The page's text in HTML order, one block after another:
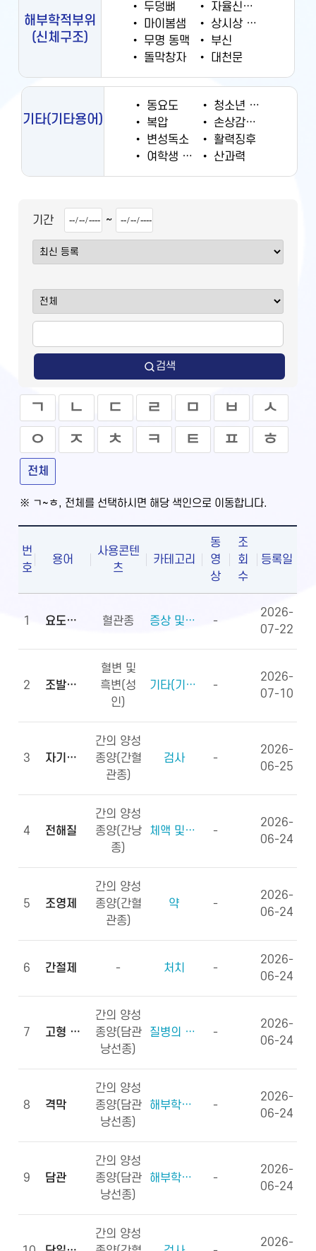
해부학적부위
(신체구조)
• 두덩뼈 •
자율신경계
•
마이봄샘 •
상시상 정맥동
•
무명 동맥 •
부신
•
돌막창자 • 대천문
기타(기타용어)
• 동요도 •
청소년 궐련 현재 흡연율
•
복압 •
손상감시정보
•
변성독소 •
활력징후
•
여학생 흡연율 • 산과력
기간 ~
검색
ㄱ ㄴ ㄷ ㄹ ㅁ ㅂ
ㅅ
ㅇ
ㅈ ㅊ ㅋ ㅌ ㅍ ㅎ
전체
※ ㄱ~ㅎ, 전체를 선택하시면 해당 색인으로 이동합니다.
번
호
용어
사용콘텐
츠
카테고리
동
영
상
조
회
수
등록일
1 요도하열 혈관종 증상 및 징후(증상) -
2026-
07-22
2 조발생률
혈변 및
흑변(성
인)
기타(기타용어) -
2026-
07-10
3 자기공명영상
간의 양성
종양(간혈
관종)
검사 -
2026-
06-25
4 전해질
간의 양성
종양(간낭
종)
체액 및 전해질, 영양소 -
2026-
06-24
5 조영제
간의 양성
종양(간혈
관종)
약 -
2026-
06-24
6 간절제 - 처치 -
2026-
06-24
7 고형 종괴
간의 양성
종양(담관
낭선종)
질병의 형태학 -
2026-
06-24
8 격막
간의 양성
종양(담관
낭선종)
해부학적부위 (신체구조) -
2026-
06-24
9 담관
간의 양성
종양(담관
낭선종)
해부학적부위 (신체구조) -
2026-
06-24
간의 양성
2026-